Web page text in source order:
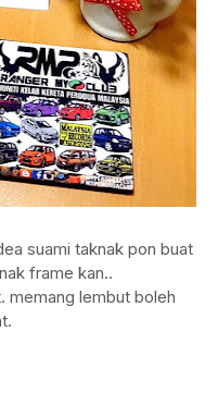
suami taknak pon buat
frame kan..
memang lembut boleh